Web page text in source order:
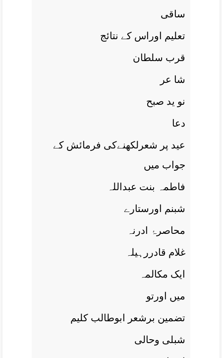
ساقی
تعليم اوراس کے نتائج
قرب سلطان
شا عر
نو يد صبح
دعا
عيد پر شعرلکھنےکی فرمائش کے
جواب ميں
فاطمہ بنت عبداللہ
شبنم اورستارے
محاصرۂ ادرنہ
غلام قادررہيلہ
ايک مکالمہ
ميں اورتو
تضمين برشعر ابوطالب کليم
شبلی وحالی